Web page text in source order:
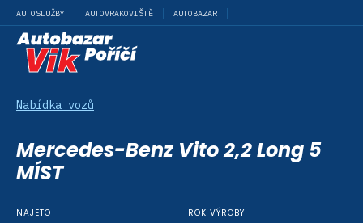
AUTOSLUŽBY AUTOVRAKOVIŠTĚ AUTOBAZAR
Nabídka vozů
Mercedes-Benz Vito 2,2 Long 5
MÍST
NAJETO ROK VÝROBY